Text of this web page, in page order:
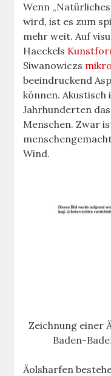
Wenn
wird, ist es zum
mehr weit. Auf
Haeckels
Siwanowiczs
beeindruckend
können.
Jahrhunderten
Menschen. Zwar
Wind.
Zeichnung einer
Baden-
Äolsharfen